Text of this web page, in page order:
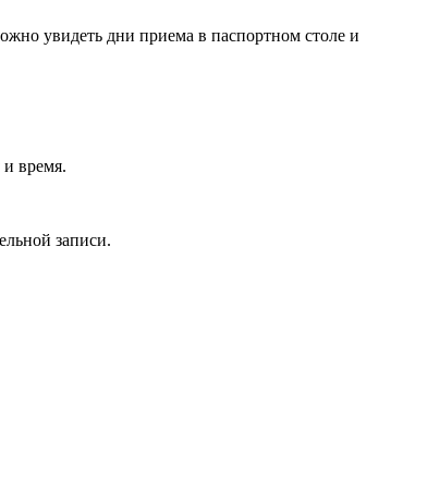
увидеть дни приема в паспортном столе и
и время.
записи.